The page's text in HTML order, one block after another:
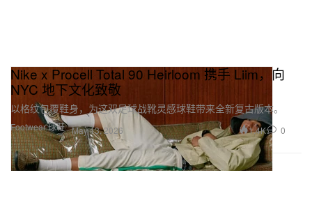
Footwear 球鞋
Nike x Procell Total 90 Heirloom 携手 Liim，向
NYC 地下文化致敬
以格纹包覆鞋身，为这双足球战靴灵感球鞋带来全新复古版本。
May 13, 2026 1.4K 0